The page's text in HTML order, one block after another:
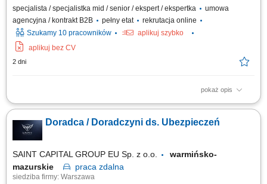
specjalista / specjalistka mid / senior / ekspert / ekspertka
umowa
agencyjna / kontrakt B2B
pełny etat
rekrutacja online
Szukamy 10 pracowników
aplikuj szybko
aplikuj bez CV
2 dni
pokaż opis
Opis stanowiska: Kompleksowa obsługa klientów w zakresie produktów
pozyskiwanie nowych klientów. Analiza potrzeb i przygotowywanie
indywidualnych rozwiązań ubezpieczeniowych. Budowanie pozycji
Doradca / Doradczyni ds. Ubezpieczeń
SAINT CAPITAL GROUP EU Sp. z o.o.
warmińsko-
mazurskie
praca zdalna
siedziba firmy: Warszawa